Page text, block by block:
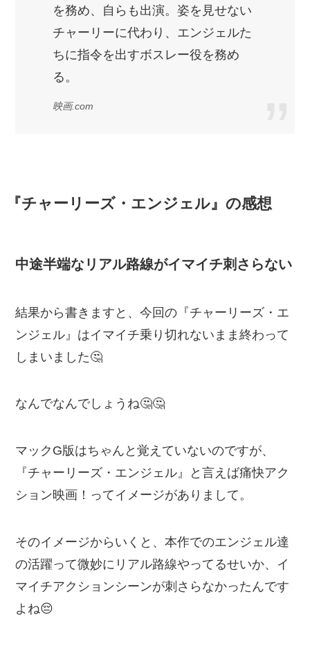
を務め、自らも出演。姿を見せない
チャーリーに代わり、エンジェルた
ちに指令を出すボスレー役を務め
る。
映画.com
『チャーリーズ・エンジェル』の感想
中途半端なリアル路線がイマイチ刺さらない
結果から書きますと、今回の『チャーリーズ・エ
ンジェル』はイマイチ乗り切れないまま終わって
しまいました🤔
なんでなんでしょうね🤔🤔
マックG版はちゃんと覚えていないのですが、
『チャーリーズ・エンジェル』と言えば痛快アク
ション映画！ってイメージがありまして。
そのイメージからいくと、本作でのエンジェル達
の活躍って微妙にリアル路線やってるせいか、イ
マイチアクションシーンが刺さらなかったんです
よね😔